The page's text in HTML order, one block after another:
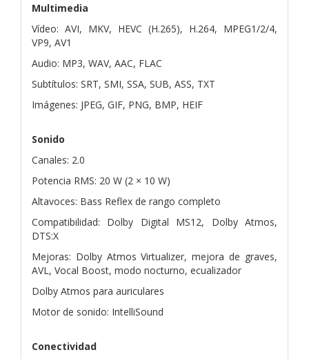
Multimedia
Vídeo: AVI, MKV, HEVC (H.265), H.264, MPEG1/2/4,
VP9, AV1
Audio: MP3, WAV, AAC, FLAC
Subtítulos: SRT, SMI, SSA, SUB, ASS, TXT
Imágenes: JPEG, GIF, PNG, BMP, HEIF
Sonido
Canales: 2.0
Potencia RMS: 20 W (2 × 10 W)
Altavoces: Bass Reflex de rango completo
Compatibilidad: Dolby Digital MS12, Dolby Atmos,
DTS:X
Mejoras: Dolby Atmos Virtualizer, mejora de graves,
AVL, Vocal Boost, modo nocturno, ecualizador
Dolby Atmos para auriculares
Motor de sonido: IntelliSound
Conectividad